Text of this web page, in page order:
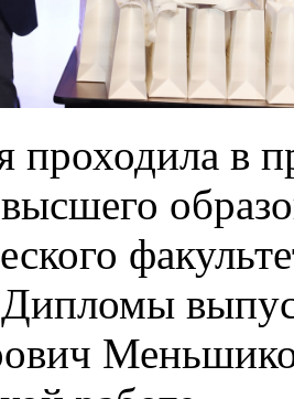
проходила в